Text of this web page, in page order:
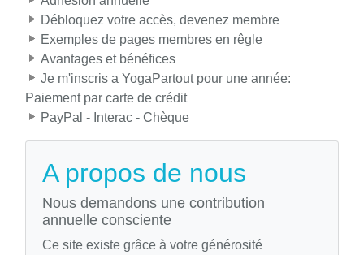
Débloquez votre accès, devenez membre
Exemples de pages membres en rêgle
Avantages et bénéfices
Je m'inscris a YogaPartout pour une année:
Paiement par carte de crédit
PayPal - Interac - Chèque
A propos de nous
Nous demandons une contribution
annuelle consciente
Ce site existe grâce à votre générosité